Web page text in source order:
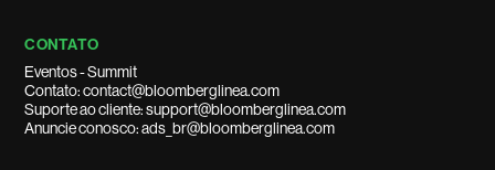
CONTATO
Eventos - Summit
Contato: contact@bloomberglinea.com
Suporte ao cliente: support@bloomberglinea.com
Anuncie conosco: ads_br@bloomberglinea.com